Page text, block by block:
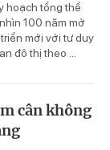
hoạch tổng thể
100 năm mở
mới với tư duy
đô thị theo ...
cân không